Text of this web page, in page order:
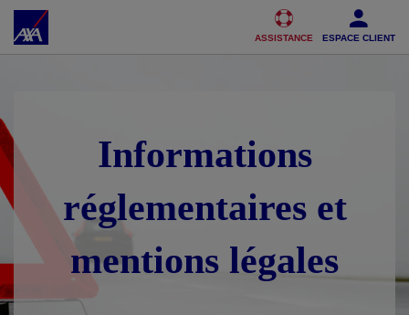
Accéder au Contenu Accéder au Pied de page
ASSISTANCE ESPACE CLIENT
Informations
réglementaires et
mentions légales